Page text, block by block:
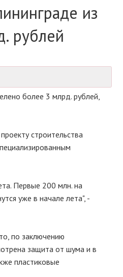
из
рублей
более 3 млрд. рублей,
строительства
Первые 200 млн. на
уже в начале лета", -
по заключению
защита от шума и в
пластиковые